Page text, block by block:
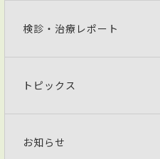
検診・治療レポート
トピックス
お知らせ